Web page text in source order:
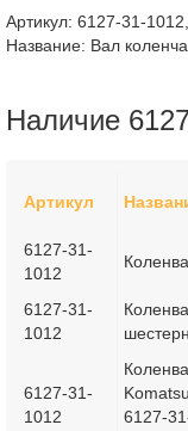
Артикул: 6127-31-
Название: Вал
Наличие
Артикул
6127-31-
1012
6127-31-
1012
6127-31-
1012
Komatsu,
6127-